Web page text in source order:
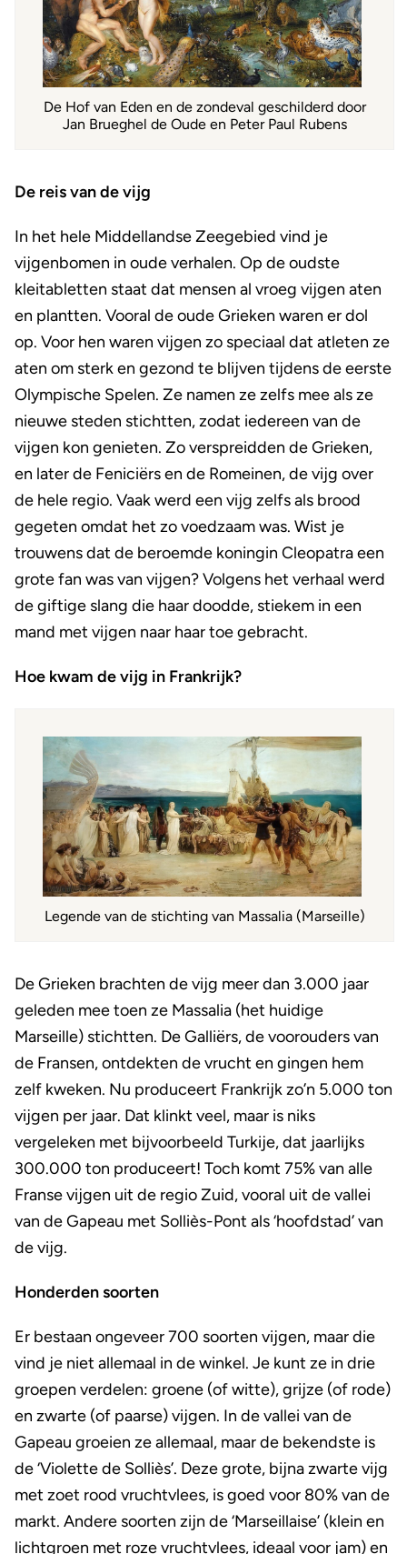
De Hof van Eden en de zondeval geschilderd door
Jan Brueghel de Oude en Peter Paul Rubens
De reis van de vijg
In het hele Middellandse Zeegebied vind je
vijgenbomen in oude verhalen. Op de oudste
kleitabletten staat dat mensen al vroeg vijgen aten
en plantten. Vooral de oude Grieken waren er dol
op. Voor hen waren vijgen zo speciaal dat atleten ze
aten om sterk en gezond te blijven tijdens de eerste
Olympische Spelen. Ze namen ze zelfs mee als ze
nieuwe steden stichtten, zodat iedereen van de
vijgen kon genieten. Zo verspreidden de Grieken,
en later de Feniciërs en de Romeinen, de vijg over
de hele regio. Vaak werd een vijg zelfs als brood
gegeten omdat het zo voedzaam was. Wist je
trouwens dat de beroemde koningin Cleopatra een
grote fan was van vijgen? Volgens het verhaal werd
de giftige slang die haar doodde, stiekem in een
mand met vijgen naar haar toe gebracht.
Hoe kwam de vijg in Frankrijk?
Legende van de stichting van Massalia (Marseille)
De Grieken brachten de vijg meer dan 3.000 jaar
geleden mee toen ze Massalia (het huidige
Marseille) stichtten. De Galliërs, de voorouders van
de Fransen, ontdekten de vrucht en gingen hem
zelf kweken. Nu produceert Frankrijk zo’n 5.000 ton
vijgen per jaar. Dat klinkt veel, maar is niks
vergeleken met bijvoorbeeld Turkije, dat jaarlijks
300.000 ton produceert! Toch komt 75% van alle
Franse vijgen uit de regio Zuid, vooral uit de vallei
van de Gapeau met Solliès-Pont als ‘hoofdstad’ van
de vijg.
Honderden soorten
Er bestaan ongeveer 700 soorten vijgen, maar die
vind je niet allemaal in de winkel. Je kunt ze in drie
groepen verdelen: groene (of witte), grijze (of rode)
en zwarte (of paarse) vijgen. In de vallei van de
Gapeau groeien ze allemaal, maar de bekendste is
de ‘Violette de Solliès’. Deze grote, bijna zwarte vijg
met zoet rood vruchtvlees, is goed voor 80% van de
markt. Andere soorten zijn de ‘Marseillaise’ (klein en
lichtgroen met roze vruchtvlees, ideaal voor jam) en